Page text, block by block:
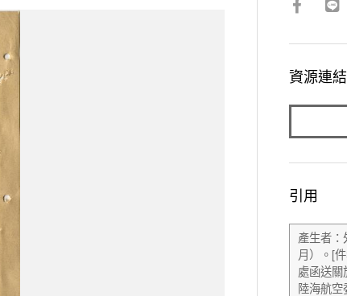
資源連結
引用